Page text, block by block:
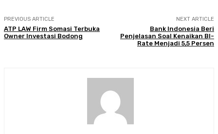
PREVIOUS ARTICLE
ATP LAW Firm Somasi Terbuka
Owner Investasi Bodong
NEXT ARTICLE
Bank Indonesia Beri
Penjelasan Soal Kenaikan BI-
Rate Menjadi 5,5 Persen